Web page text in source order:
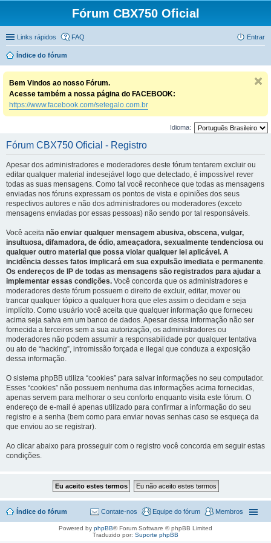
Fórum CBX750 Oficial
Links rápidos FAQ Entrar
Índice do fórum
Bem Vindos ao nosso Fórum.
Acesse também a nossa página do FACEBOOK:
https://www.facebook.com/setegalo.com.br
Idioma:
Fórum CBX750 Oficial - Registro
Apesar dos administradores e moderadores deste fórum tentarem excluir ou
editar qualquer material indesejável logo que detectado, é impossível rever
todas as suas mensagens. Como tal você reconhece que todas as mensagens
enviadas nos fóruns expressam os pontos de vista e opiniões dos seus
respectivos autores e não dos administradores ou moderadores (exceto
mensagens enviadas por essas pessoas) não sendo por tal responsáveis.
Você aceita não enviar qualquer mensagem abusiva, obscena, vulgar,
insultuosa, difamadora, de ódio, ameaçadora, sexualmente tendenciosa ou
qualquer outro material que possa violar qualquer lei aplicável. A
incidência desses fatos implicará em sua expulsão imediata e permanente.
Os endereços de IP de todas as mensagens são registrados para ajudar a
implementar essas condições. Você concorda que os administradores e
moderadores deste fórum possuem o direito de excluir, editar, mover ou
trancar qualquer tópico a qualquer hora que eles assim o decidam e seja
implícito. Como usuário você aceita que qualquer informação que forneceu
acima seja salva em um banco de dados. Apesar dessa informação não ser
fornecida a terceiros sem a sua autorização, os administradores ou
moderadores não podem assumir a responsabilidade por qualquer tentativa
ou ato de “hacking”, intromissão forçada e ilegal que conduza a exposição
dessa informação.
O sistema phpBB utiliza “cookies” para salvar informações no seu computador.
Esses “cookies” não possuem nenhuma das informações acima fornecidas,
apenas servem para melhorar o seu conforto enquanto visita este fórum. O
endereço de e-mail é apenas utilizado para confirmar a informação do seu
registro e a senha (bem como para enviar novas senhas caso se esqueça da
que enviou ao se registrar).
Ao clicar abaixo para prosseguir com o registro você concorda em seguir estas
condições.
Índice do fórum Membros
Equipe do fórum
Contate-nos
Powered by phpBB® Forum Software © phpBB Limited
Traduzido por: Suporte phpBB